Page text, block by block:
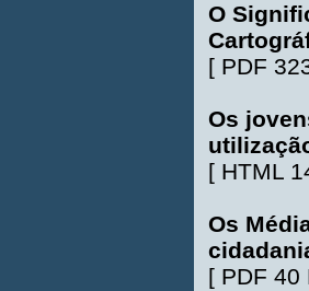
O
[ PDF
Os
[ HTML
Os
[ PDF 40